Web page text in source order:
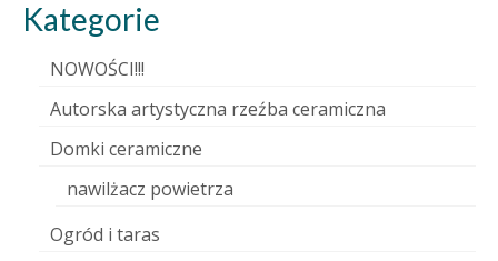
Kategorie
NOWOŚCI!!!
Autorska artystyczna rzeźba ceramiczna
Domki ceramiczne
nawilżacz powietrza
Ogród i taras